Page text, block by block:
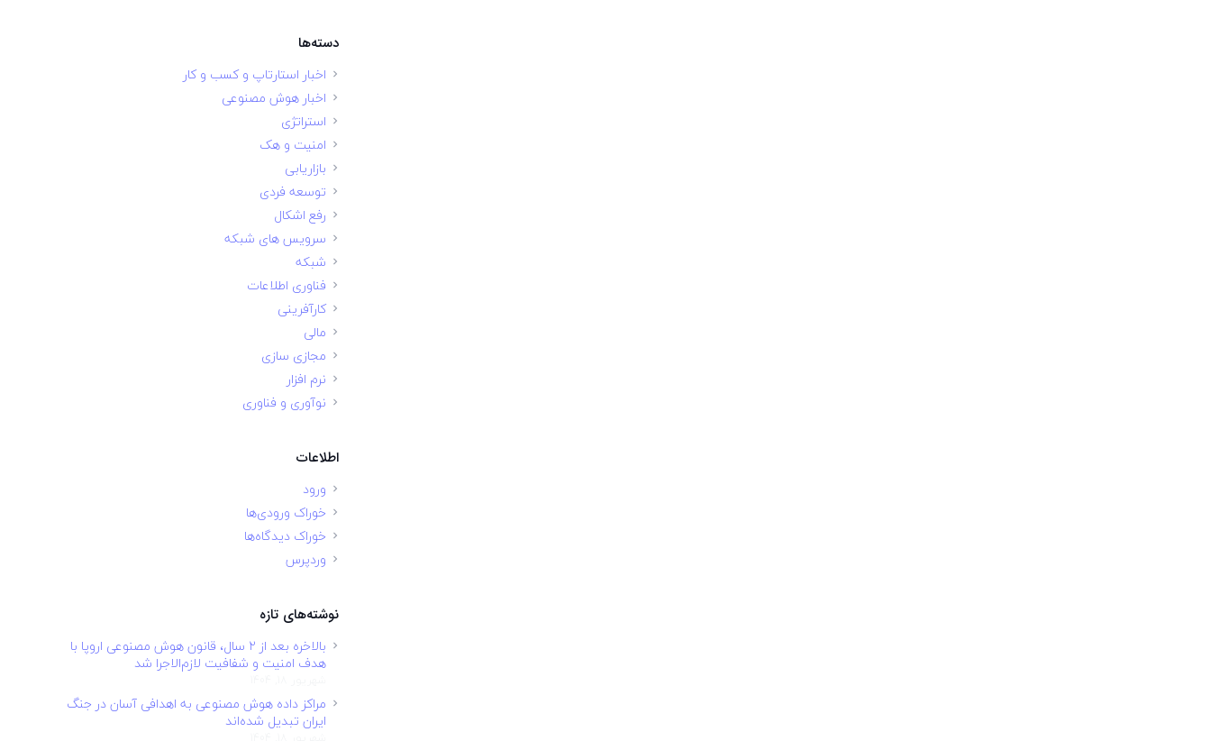
دسته‌ها
اخبار استارتاپ و کسب و کار
اخبار هوش مصنوعی
استراتژی
امنیت و هک
بازاریابی
توسعه فردی
رفع اشکال
سرویس های شبکه
شبکه
فناوری اطلاعات
کارآفرینی
مالی
مجازی سازی
نرم افزار
نوآوری و فناوری
اطلاعات
ورود
خوراک ورودی‌ها
خوراک دیدگاه‌ها
وردپرس
نوشته‌های تازه
بالاخره بعد از ۲ سال، قانون هوش مصنوعی اروپا با
هدف امنیت و شفافیت لازم‌الاجرا شد
مراکز داده هوش مصنوعی به اهدافی آسان در جنگ
ایران تبدیل شده‌اند